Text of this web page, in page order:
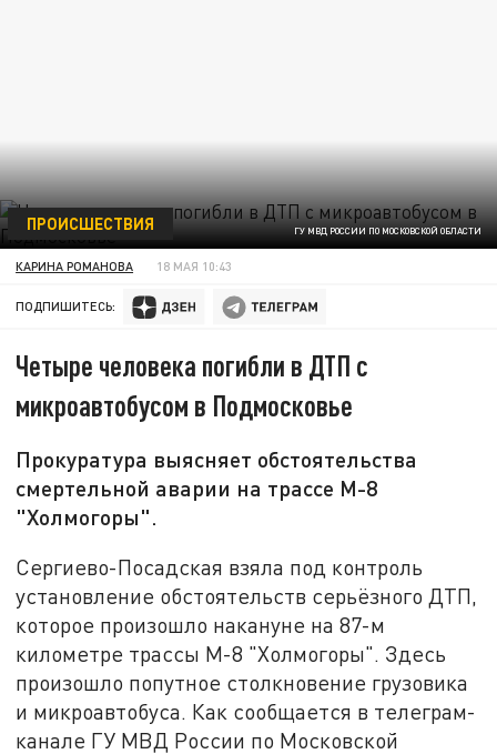
ГУ МВД РОССИИ ПО МОСКОВСКОЙ ОБЛАСТИ
ПРОИСШЕСТВИЯ
КАРИНА РОМАНОВА 18 МАЯ 10:43
ПОДПИШИТЕСЬ:
Четыре человека погибли в ДТП с
микроавтобусом в Подмосковье
Прокуратура выясняет обстоятельства
смертельной аварии на трассе М-8
"Холмогоры".
Сергиево-Посадская взяла под контроль
установление обстоятельств серьёзного ДТП,
которое произошло накануне на 87-м
километре трассы М-8 "Холмогоры". Здесь
произошло попутное столкновение грузовика
и микроавтобуса. Как сообщается в телеграм-
канале ГУ МВД России по Московской